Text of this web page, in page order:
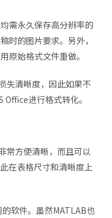
需永久保存高分辨率的
时的图片要求。另外，
原始格式文件重做。
失清晰度，因此如果不
进行格式转化。
常方便清晰，而且可以
在表格尺寸和清晰度上
软件。虽然MATLAB也